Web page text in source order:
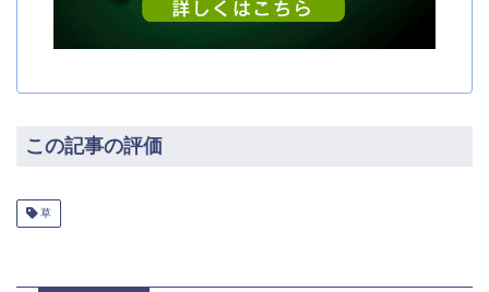
この記事の評価
草